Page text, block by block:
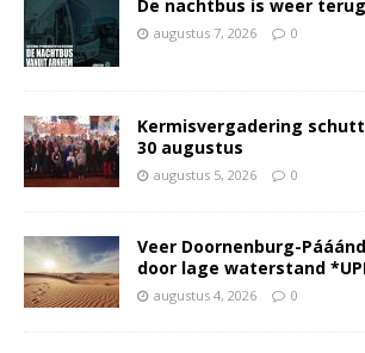
De nachtbus is weer
augustus 7, 2026 0
Kermisvergadering
30 augustus
augustus 5, 2026 0
Veer Doornenburg-
door lage waterstand
augustus 4, 2026 0